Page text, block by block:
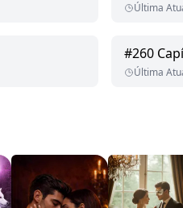
Última
#260
Última